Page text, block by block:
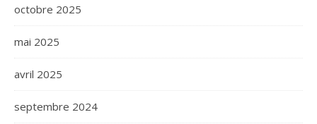
octobre 2025
mai 2025
avril 2025
septembre 2024